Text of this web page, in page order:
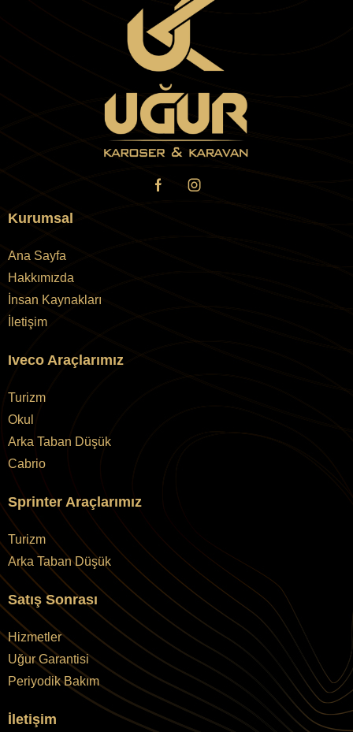
Kurumsal
Ana Sayfa
Hakkımızda
İnsan Kaynakları
İletişim
Iveco Araçlarımız
Turizm
Okul
Arka Taban Düşük
Cabrio
Sprinter Araçlarımız
Turizm
Arka Taban Düşük
Satış Sonrası
Hizmetler
Uğur Garantisi
Periyodik Bakım
İletişim